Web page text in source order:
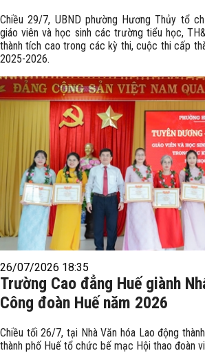
Chiều 29/7, UBND phường Hương Thủy tổ
giáo viên và học sinh các trường tiểu học,
thành tích cao trong các kỳ thi, cuộc thi cấp
2025-2026.
26/07/2026 18:35
Trường Cao đẳng Huế giành
Công đoàn Huế năm 2026
Chiều tối 26/7, tại Nhà Văn hóa Lao động
thành phố Huế tổ chức bế mạc Hội thao đoàn